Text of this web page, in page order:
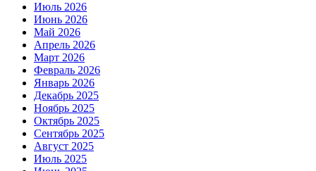
Июль 2026
Июнь 2026
Май 2026
Апрель 2026
Март 2026
Февраль 2026
Январь 2026
Декабрь 2025
Ноябрь 2025
Октябрь 2025
Сентябрь 2025
Август 2025
Июль 2025